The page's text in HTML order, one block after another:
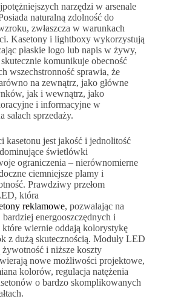
narzędzi w arsenale
naturalną zdolność do
zwłaszcza w warunkach
Kasetony i lightboxy wykorzystują
płaskie logo lub napis w żywy,
komunikuje obecność
wszechstronność sprawia, że
na zewnątrz, jako główne
jak i wewnątrz, jako
i informacyjne w
salach sprzedaży.
kasetonu jest jakość i jednolitość
świetlówki
ograniczenia – nierównomierne
ciemniejsze plamy i
Prawdziwy przełom
która
reklamowe, pozwalając na
energooszczędnych i
wiernie oddają kolorystykę
z dużą skutecznością. Moduły LED
i niższe koszty
nowe możliwości projektowe,
kolorów, regulacja natężenia
o bardzo skomplikowanych